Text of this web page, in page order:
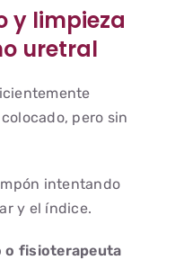
y limpieza
uretral
pero sin
intentando
y el índice.
o fisioterapeuta